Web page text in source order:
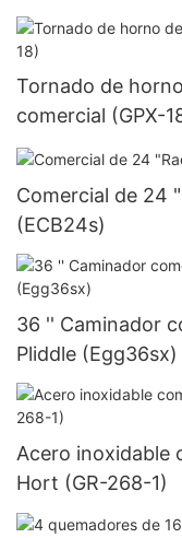
Tornado de
comercial (GPX-
Comercial de 24
(ECB24s)
36 '' Caminador
Pliddle (Egg36sx)
Acero inoxidable
Hort (GR-268-1)